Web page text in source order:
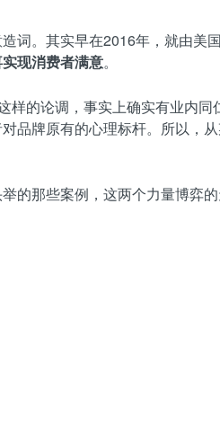
词。其实早在2016年，就由
现消费者满意。
样的论调，事实上确实有业内
品牌原有的心理标杆。所以，
的那些案例，这两个力量博弈